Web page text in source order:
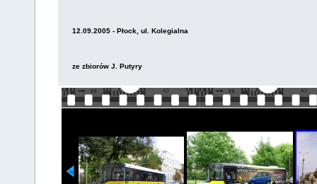
12.09.2005 - Płock, ul. Kolegialna
ze zbiorów J. Putyry